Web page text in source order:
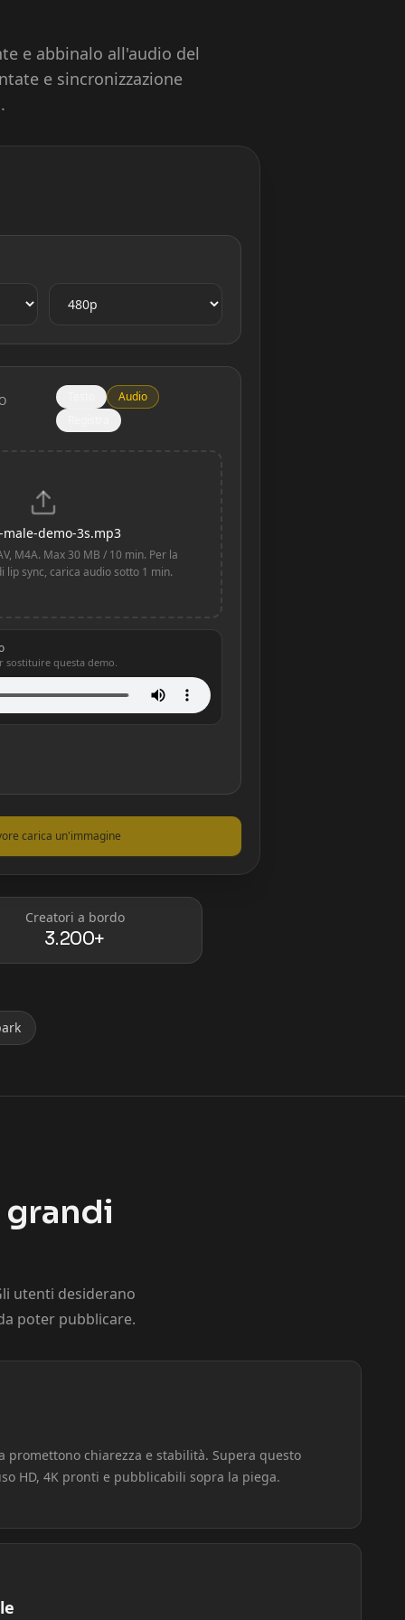
e abbinalo all'audio del
e sincronizzazione
Audio
male-demo-3s.mp3
M4A. Max 30 MB / 10 min. Per la
lip sync, carica audio sotto 1 min.
sostituire questa demo.
carica un'immagine
Creatori a bordo
3.200+
utenti desiderano
poter pubblicare.
promettono chiarezza e stabilità. Supera questo
HD, 4K pronti e pubblicabili sopra la piega.